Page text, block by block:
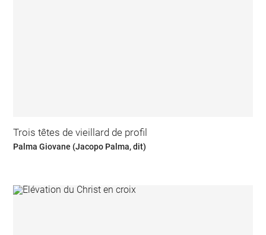
Trois têtes de vieillard de profil
Palma Giovane (Jacopo Palma, dit)